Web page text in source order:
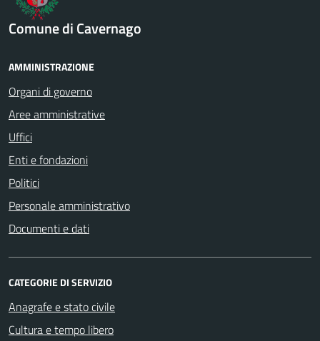
Comune di Cavernago
AMMINISTRAZIONE
Organi di governo
Aree amministrative
Uffici
Enti e fondazioni
Politici
Personale amministrativo
Documenti e dati
CATEGORIE DI SERVIZIO
Anagrafe e stato civile
Cultura e tempo libero